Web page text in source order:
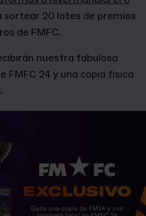
sortear 20 lotes de premios
de FMFC.
nuestra fabulosa
FMFC 24 y una copia física